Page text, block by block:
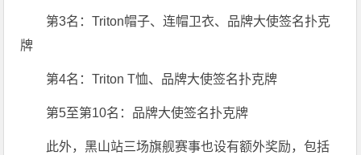
第3名：Triton帽子、连帽卫衣、品牌大使签名扑克
牌
第4名：Triton T恤、品牌大使签名扑克牌
第5至第10名：品牌大使签名扑克牌
此外，黑山站三场旗舰赛事也设有额外奖励，包括